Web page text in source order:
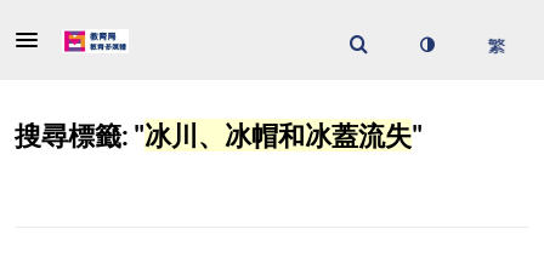
搜尋標籤: "冰川、冰帽和冰蓋流失"